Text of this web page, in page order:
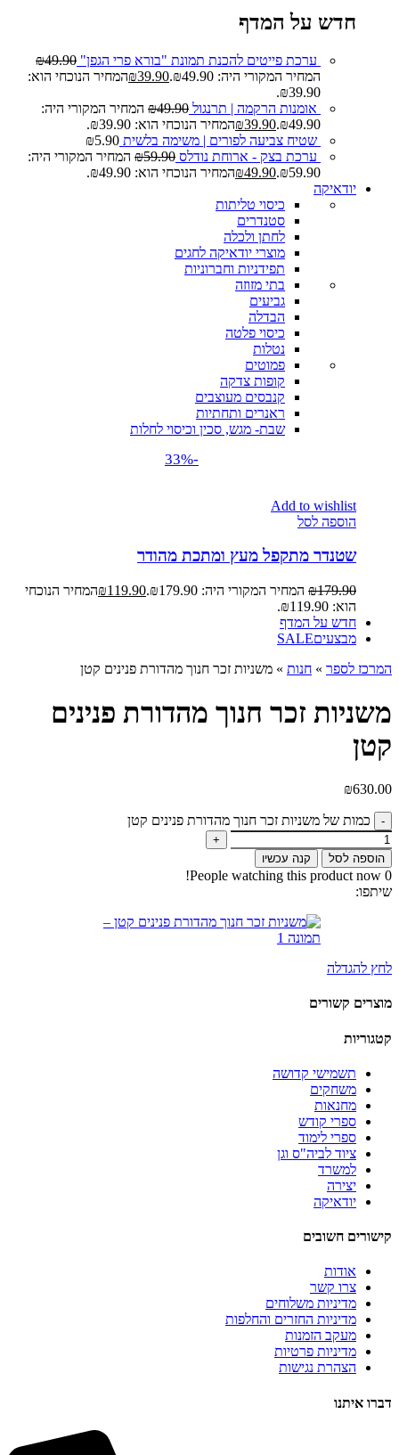
חדש על המדף
ערכת פייטים להכנת תמונת "בורא פרי הגפן" ₪49.90
המחיר המקורי היה: ₪49.90.
₪39.90
המחיר הנוכחי הוא:
₪39.90.
אומנות הרקמה | תרנגול
₪49.90
המחיר המקורי היה:
₪49.90.
₪39.90
המחיר הנוכחי הוא: ₪39.90.
שטיח צביעה לפורים | משימה בלשית
₪5.90
ערכת בצק - ארוחת נודלס
₪59.90
המחיר המקורי היה:
₪59.90.
₪49.90
המחיר הנוכחי הוא: ₪49.90.
יודאיקה
כיסוי טליתות
סטנדרים
לחתן ולכלה
מוצרי יודאיקה לחגים
תפידניות וחברוניות
בתי מזוזה
גביעים
הבדלה
כיסוי פלטה
נטלות
פמוטים
קופות צדקה
קנבסים מעוצבים
ראנרים ותחתיות
שבת- מגש, סכין וכיסוי לחלות
-33%
Add to wishlist
הוספה לסל
שטנדר מתקפל מעץ ומתכת מהודר
₪179.90 המחיר המקורי היה: ₪179.90. ₪119.90
המחיר הנוכחי
הוא: ₪119.90.
חדש על המדף
מבצעיםSALE
המרכז לספר » חנות » משניות זכר חנוך מהדורת פנינים קטן
משניות זכר חנוך מהדורת פנינים
קטן
₪630.00
כמות של משניות זכר חנוך מהדורת פנינים קטן
הוספה לסל קנה עכשיו
0
People watching this product now!
שיתפו:
לחץ להגדלה
מוצרים קשורים
קטגוריות
תשמישי קדושה
משחקים
מחנאות
ספרי קודש
ספרי לימוד
ציוד לביה"ס וגן
למשרד
יצירה
יודאיקה
קישורים חשובים
אודות
צרו קשר
מדיניות משלוחים
מדיניות החזרים והחלפות
מעקב הזמנות
מדיניות פרטיות
הצהרת נגישות
דברו איתנו